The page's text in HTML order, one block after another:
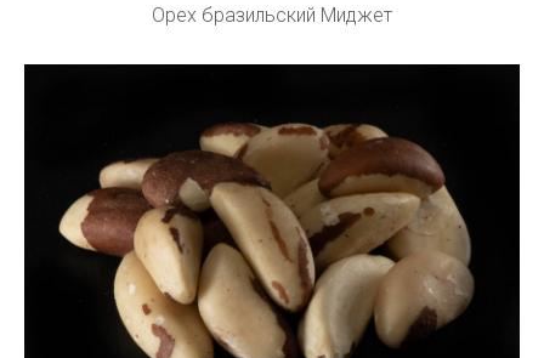
Орех бразильский Миджет